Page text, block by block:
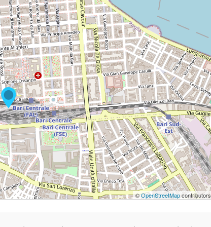
©OpenStreetMapcontributors